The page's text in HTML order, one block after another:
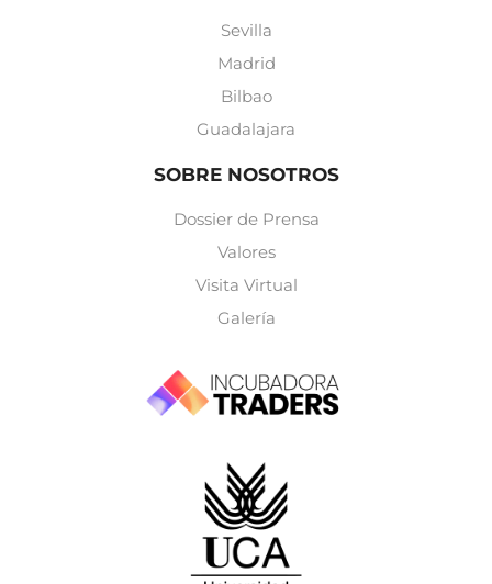
Sevilla
Madrid
Bilbao
Guadalajara
SOBRE NOSOTROS
Dossier de Prensa
Valores
Visita Virtual
Galería